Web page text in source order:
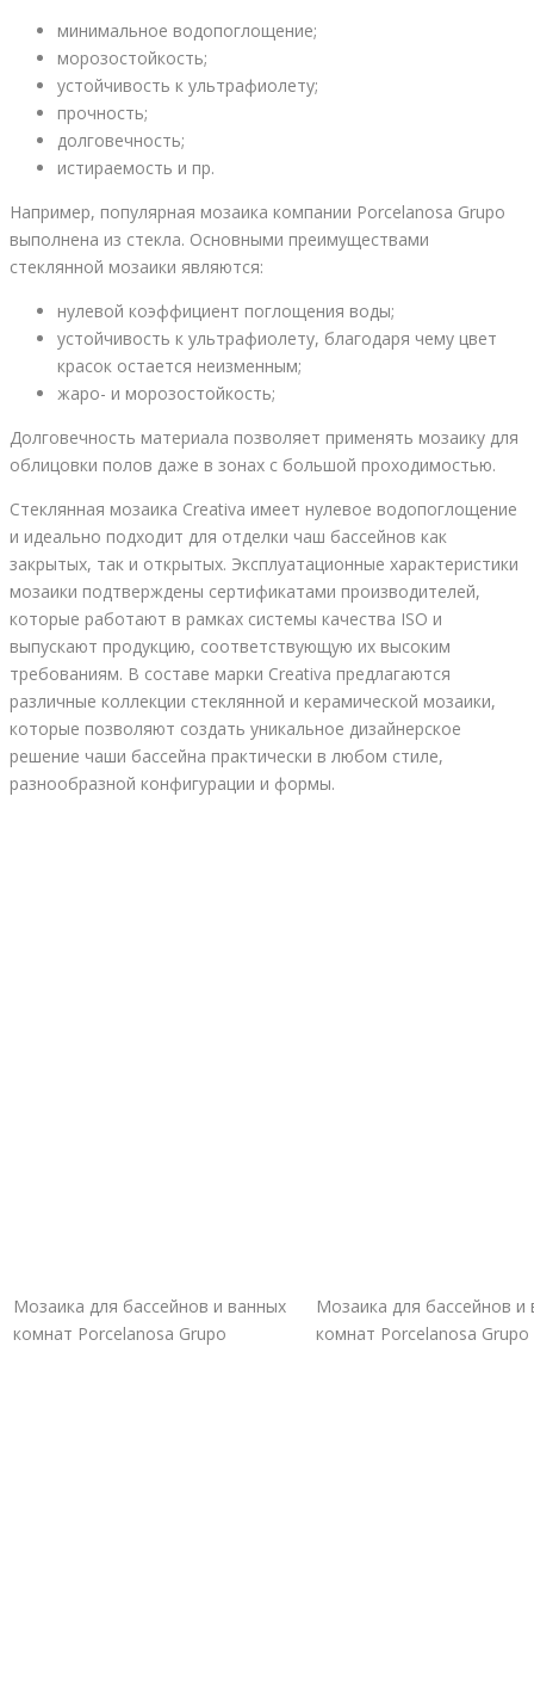
минимальное водопоглощение;
морозостойкость;
устойчивость к ультрафиолету;
прочность;
долговечность;
истираемость и пр.
Например, популярная мозаика компании Porcelanosa Grupo
выполнена из стекла. Основными преимуществами
стеклянной мозаики являются:
нулевой коэффициент поглощения воды;
устойчивость к ультрафиолету, благодаря чему цвет
красок остается неизменным;
жаро- и морозостойкость;
Долговечность материала позволяет применять мозаику для
облицовки полов даже в зонах с большой проходимостью.
Стеклянная мозаика Сreativa имеет нулевое водопоглощение
и идеально подходит для отделки чаш бассейнов как
закрытых, так и открытых. Эксплуатационные характеристики
мозаики подтверждены сертификатами производителей,
которые работают в рамках системы качества ISO и
выпускают продукцию, соответствующую их высоким
требованиям. В составе марки Сreativa предлагаются
различные коллекции стеклянной и керамической мозаики,
которые позволяют создать уникальное дизайнерское
решение чаши бассейна практически в любом стиле,
разнообразной конфигурации и формы.
Мозаика для бассейнов и ванных
комнат Porcelanosa Grupo
Мозаика для бассейнов и
комнат Porcelanosa Grupo